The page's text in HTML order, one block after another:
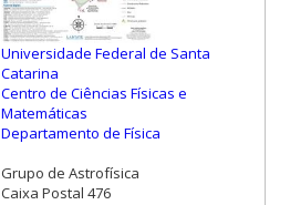
Universidade Federal de Santa
Catarina
Centro de Ciências Físicas e
Matemáticas
Departamento de Física
Grupo de Astrofísica
Caixa Postal 476